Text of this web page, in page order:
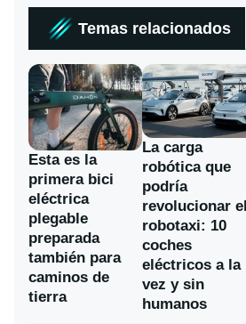
Temas relacionados
Esta es la
primera bici
eléctrica
plegable
preparada
también para
caminos de
tierra
La carga
robótica que
podría
revolucionar el
robotaxi: 10
coches
eléctricos a la
vez y sin
humanos